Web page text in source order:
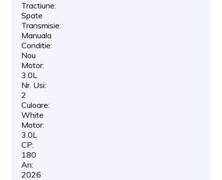
Tractiune:
Spate
Transmisie:
Manuala
Conditie:
Nou
Motor:
3.0L
Nr. Usi:
2
Culoare:
White
Motor:
3.0L
CP:
180
An:
2026